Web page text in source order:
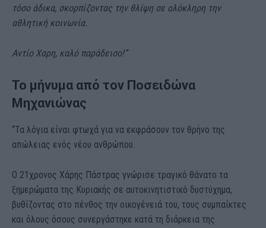
τόσο άδικα, σκορπίζοντας την θλίψη σε ολόκληρη την
αθλητική κοινωνία.
Αντίο Χαρη, καλό παράδεισο!”
Το μήνυμα από τον Ποσειδώνα
Μηχανιώνας
“Τα λόγια είναι φτωχά για να εκφράσουν τον θρήνο της
απώλειας ενός νέου ανθρώπου.
Ο 21χρονος Χάρης Πάστρας γνώρισε τραγικό θάνατο τα
ξημερώματα της Κυριακής σε αυτοκινητιστικό δυστύχημα,
βυθίζοντας στο πένθος την οικογένειά του, τους συμπαίκτες
και όλους όσους συνεργάστηκε κατά τη διάρκεια της